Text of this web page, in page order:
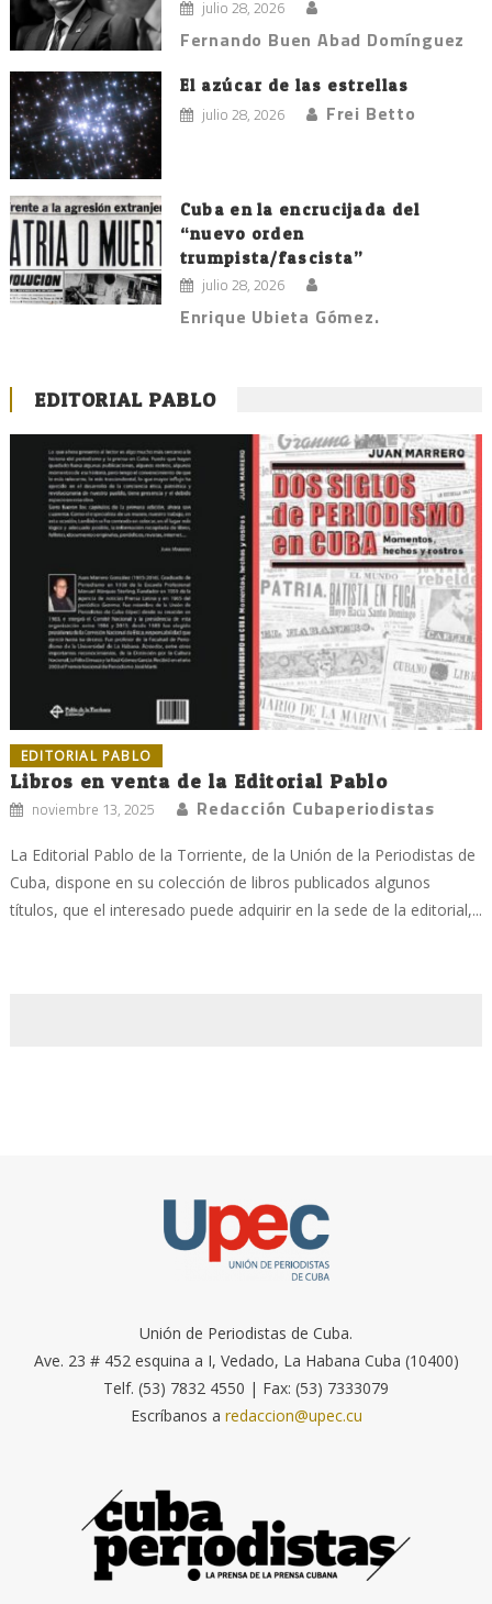
julio 28, 2026
Fernando Buen Abad Domínguez
El azúcar de las estrellas
julio 28, 2026 Frei Betto
Cuba en la encrucijada del
“nuevo orden
trumpista/fascista”
julio 28, 2026
Enrique Ubieta Gómez.
EDITORIAL PABLO
EDITORIAL PABLO
Libros en venta de la Editorial Pablo
noviembre 13, 2025 Redacción Cubaperiodistas
La Editorial Pablo de la Torriente, de la Unión de la Periodistas de
Cuba, dispone en su colección de libros publicados algunos
títulos, que el interesado puede adquirir en la sede de la editorial,...
Unión de Periodistas de Cuba.
Ave. 23 # 452 esquina a I, Vedado, La Habana Cuba (10400)
Telf. (53) 7832 4550 | Fax: (53) 7333079
Escríbanos a redaccion@upec.cu